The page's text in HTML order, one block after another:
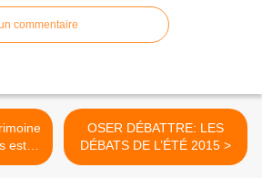
commentaire
est
OSER DÉBATTRE: LES
DÉBATS DE L’ÉTÉ 2015 >